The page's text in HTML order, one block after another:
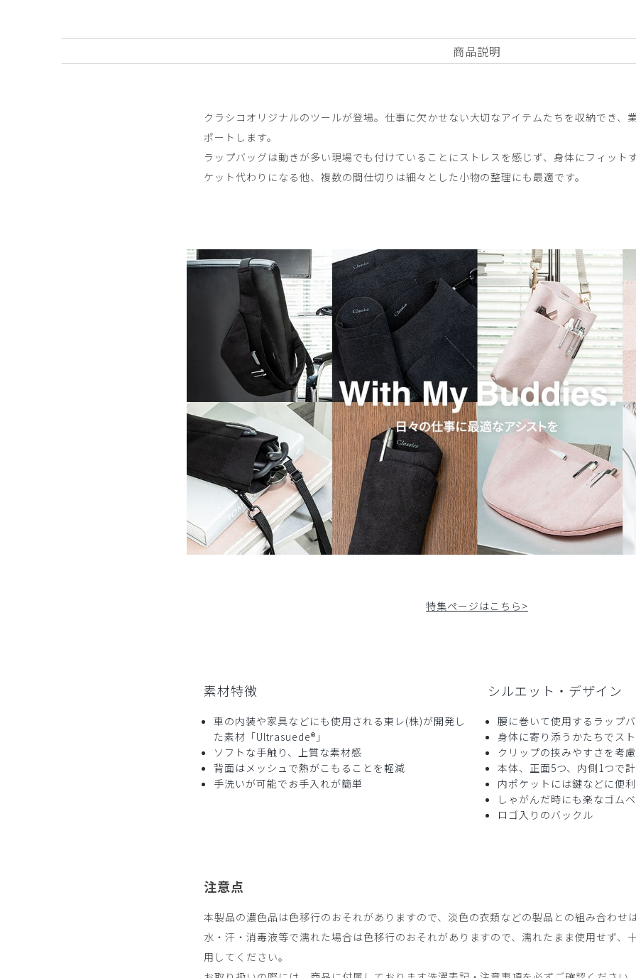
役に立った 0
156-160cm 体重: 45kg以下
価格が高くて迷いましたが上質な記事で柔らかく、いままでのオーガナイザーには無い質感でした。本当はピンクが欲しか
ラックを購入しました。大きめサイズなのでたくさん入れられて重宝しています。
体重: 51-55kg
利用者さんからも可愛いと褒められました。気に入っています。
690アクセサリー：ラップバッグ・SUEDE/ピンク/フリー
商品説明
クラシコオリジナルのツールが登場。仕事に欠かせない大切なアイテムたちを収納でき、
ポートします。
ラップバッグは動きが多い現場でも付けていることにストレスを感じず、身体にフィット
ケット代わりになる他、複数の間仕切りは細々とした小物の整理にも最適です。
特集ページはこちら>
素材特徴
車の内装や家具などにも使用される東レ(株)が開発し
た素材「Ultrasuede®」
ソフトな手触り、上質な素材感
背面はメッシュで熱がこもることを軽減
手洗いが可能でお手入れが簡単
シルエット・デザイン
腰に巻いて使用するラップ
身体に寄り添うかたちでス
クリップの挟みやすさを考
本体、正面5つ、内側1つで
内ポケットには鍵などに便
しゃがんだ時にも楽なゴム
ロゴ入りのバックル
注意点
本製品の濃色品は色移行のおそれがありますので、淡色の衣類などの製品との組み合わせ
水・汗・消毒液等で濡れた場合は色移行のおそれがありますので、濡れたまま使用せず、
用してください。